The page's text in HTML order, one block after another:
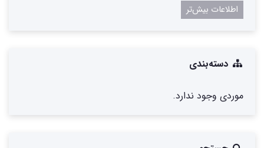
اطلاعات بیش‌تر
دسته‌بندی
موردی وجود ندارد.